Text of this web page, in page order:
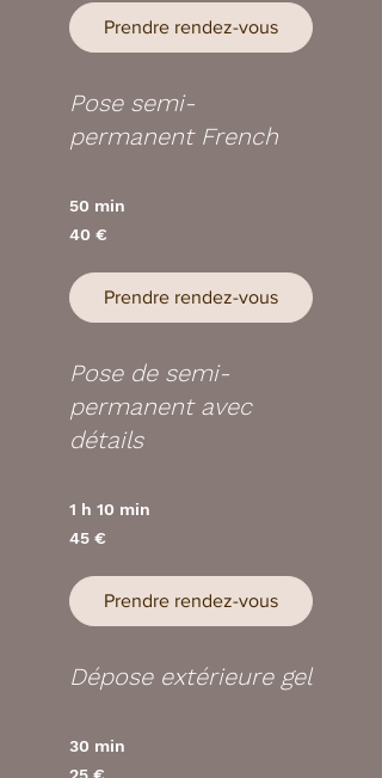
Prendre rendez-vous
Pose semi-
permanent French
50 min
euros
40 €
Prendre rendez-vous
Pose de semi-
permanent avec
détails
1 h 10 min
euros
45 €
Prendre rendez-vous
Dépose extérieure gel
30 min